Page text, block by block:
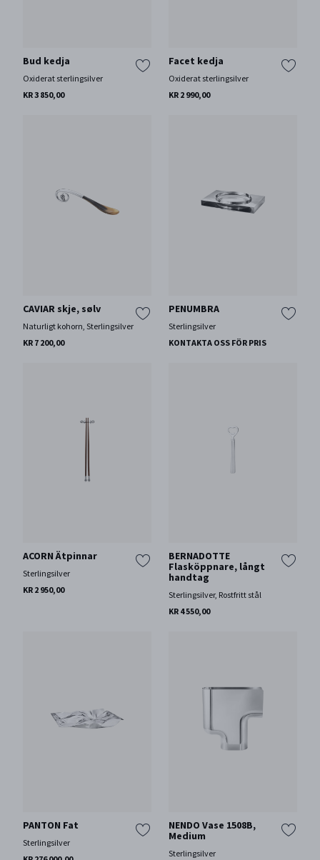
Bud kedja
Oxiderat sterlingsilver
KR 3 850,00
Facet kedja
Oxiderat sterlingsilver
KR 2 990,00
CAVIAR skje, sølv
Naturligt kohorn, Sterlingsilver
KR 7 200,00
PENUMBRA
Sterlingsilver
KONTAKTA OSS FÖR PRIS
ACORN Ätpinnar
Sterlingsilver
KR 2 950,00
BERNADOTTE
Flasköppnare, långt
handtag
Sterlingsilver, Rostfritt stål
KR 4 550,00
PANTON Fat
Sterlingsilver
NENDO Vase 1508B,
Medium
Sterlingsilver